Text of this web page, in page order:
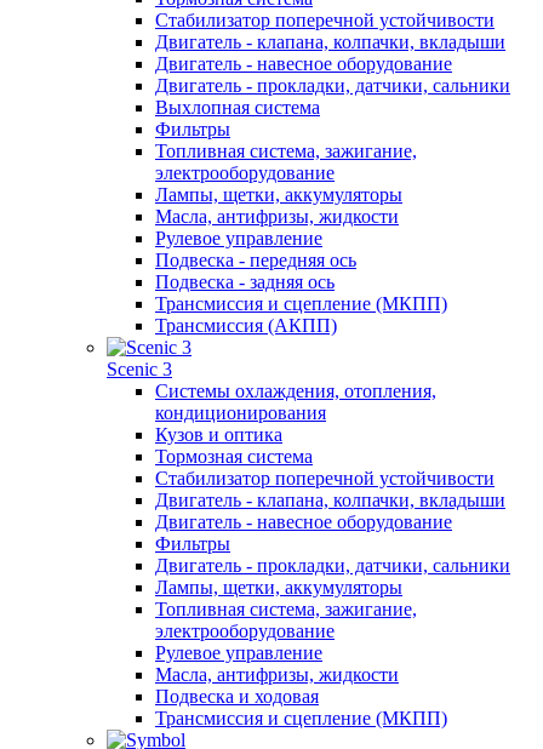
Стабилизатор поперечной устойчивости
Двигатель - клапана, колпачки, вкладыши
Двигатель - навесное оборудование
Двигатель - прокладки, датчики, сальники
Выхлопная система
Фильтры
Топливная система, зажигание,
электрооборудование
Лампы, щетки, аккумуляторы
Масла, антифризы, жидкости
Рулевое управление
Подвеска - передняя ось
Подвеска - задняя ось
Трансмиссия и сцепление (МКПП)
Трансмиссия (АКПП)
Scenic 3
Системы охлаждения, отопления,
кондиционирования
Кузов и оптика
Тормозная система
Стабилизатор поперечной устойчивости
Двигатель - клапана, колпачки, вкладыши
Двигатель - навесное оборудование
Фильтры
Двигатель - прокладки, датчики, сальники
Лампы, щетки, аккумуляторы
Топливная система, зажигание,
электрооборудование
Рулевое управление
Масла, антифризы, жидкости
Подвеска и ходовая
Трансмиссия и сцепление (МКПП)